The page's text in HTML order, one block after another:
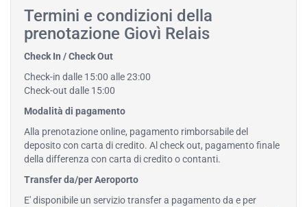
Termini e condizioni della
prenotazione Giovì Relais
Check In / Check Out
Check-in dalle 15:00 alle 23:00
Check-out dalle 15:00
Modalità di pagamento
Alla prenotazione online, pagamento rimborsabile del
deposito con carta di credito. Al check out, pagamento finale
della differenza con carta di credito o contanti.
Transfer da/per Aeroporto
E' disponibile un servizio transfer a pagamento da e per